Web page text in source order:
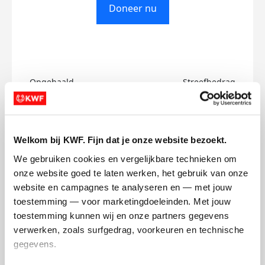
Welkom bij KWF. Fijn dat je onze website bezoekt.
We gebruiken cookies en vergelijkbare technieken om
onze website goed te laten werken, het gebruik van onze
website en campagnes te analyseren en — met jouw
toestemming — voor marketingdoeleinden. Met jouw
toestemming kunnen wij en onze partners gegevens
verwerken, zoals surfgedrag, voorkeuren en technische
gegevens.
Doneer nu
Opgehaald
€0
Streefbedrag
€750
Rogier's badges